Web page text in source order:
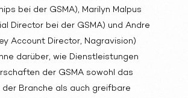
bei der GSMA), Marilyn Malpus
Director bei der GSMA) und Andre
Account Director, Nagravision)
darüber, wie Dienstleistungen
der GSMA sowohl das
Branche als auch greifbare